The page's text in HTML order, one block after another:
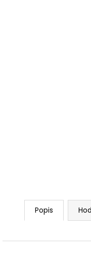
Popis